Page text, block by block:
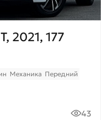
2021, 177
Механика Передний
43